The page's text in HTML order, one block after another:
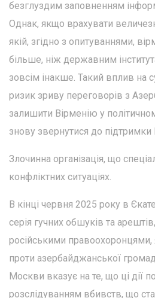
безглуздим заповненням
Однак, якщо врахувати
якій, згідно з опитуваннями,
більше, ніж державним
зовсім інакше. Такий вплив на
ризик зриву переговорів з
залишити Вірменію у
знову звернутися до
Злочинна організація, що
конфліктних ситуаціях.
В кінці червня 2025 року в
серія гучних обшуків та
російськими правоохоронцями,
проти азербайджанської
Москви вказує на те, що ці дії
розслідуванням вбивств, що